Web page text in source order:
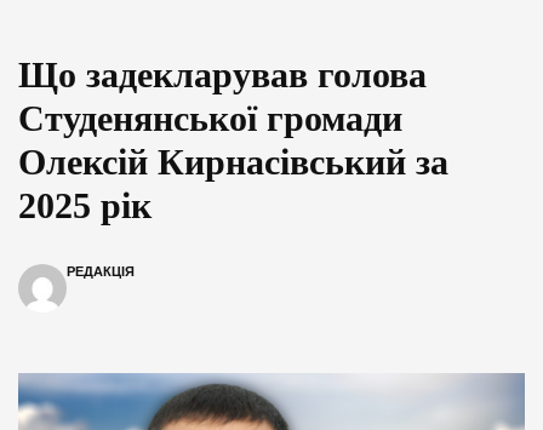
Що задекларував голова
Студенянської громади
Олексій Кирнасівський за
2025 рік
РЕДАКЦІЯ